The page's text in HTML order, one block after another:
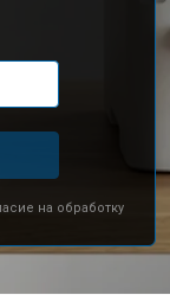
на обработку